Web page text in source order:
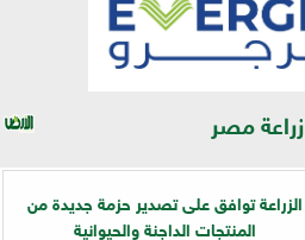
زراعة مصر
الزراعة توافق على تصدير حزمة جديدة من
المنتجات الداجنة والحيوانية